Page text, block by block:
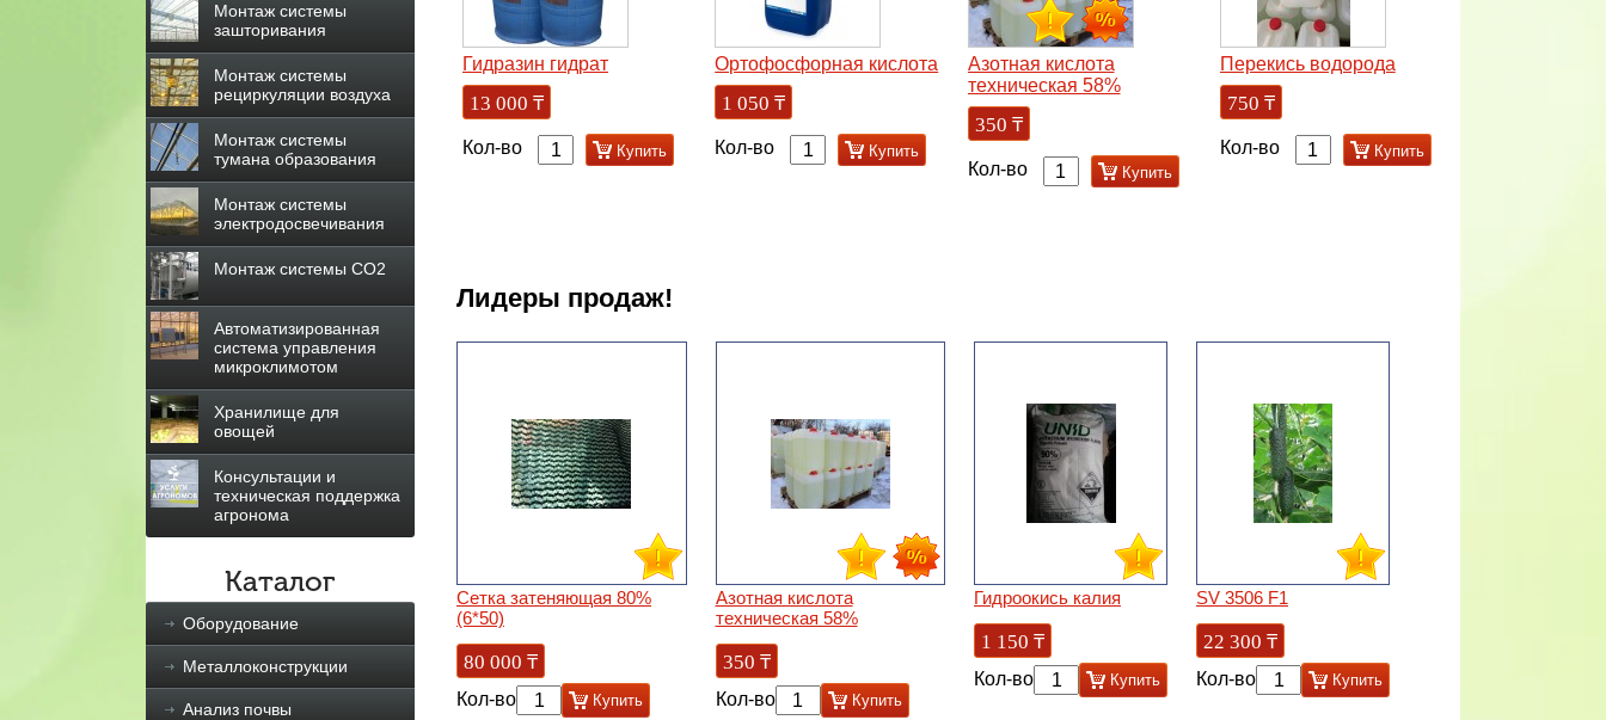
Монтаж системы
зашторивания
Монтаж системы
рециркуляции воздуха
Монтаж системы
тумана образования
Монтаж системы
электродосвечивания
Монтаж системы СО2
Автоматизированная
система управления
микроклимотом
Хранилище для
овощей
Консультации и
техническая поддержка
агронома
Каталог
Оборудование
Металлоконструкции
Анализ почвы
Гидразин гидрат
13 000 ₸
Кол-во Купить
Ортофосфорная кислота
1 050 ₸
Кол-во Купить
Азотная кислота
техническая 58%
350 ₸
Кол-во Купить
Перекись водорода
750 ₸
Кол-во Купить
Лидеры продаж!
Сетка затеняющая 80%
(6*50)
80 000 ₸
Кол-во Купить
Азотная кислота
техническая 58%
350 ₸
Кол-во Купить
Гидроокись калия
1 150 ₸
Кол-во Купить
SV 3506 F1
22 300 ₸
Кол-во Купить